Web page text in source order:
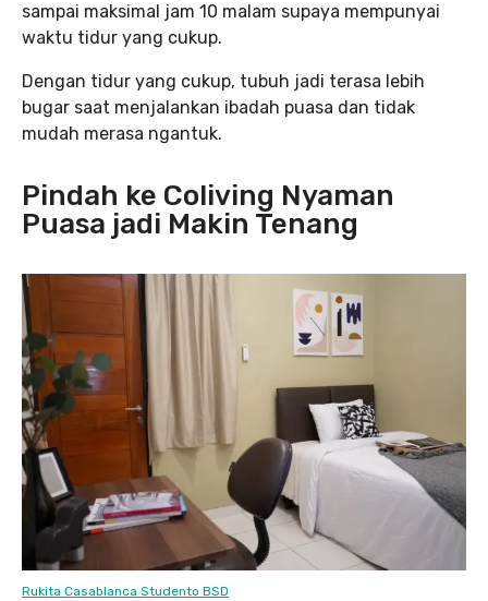
sampai maksimal jam 10 malam supaya mempunyai
waktu tidur yang cukup.
Dengan tidur yang cukup, tubuh jadi terasa lebih
bugar saat menjalankan ibadah puasa dan tidak
mudah merasa ngantuk.
Pindah ke Coliving Nyaman
Puasa jadi Makin Tenang
Rukita Casablanca Studento BSD